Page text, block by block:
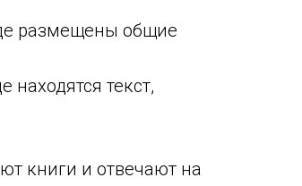
размещены общие
находятся текст,
книги и отвечают на